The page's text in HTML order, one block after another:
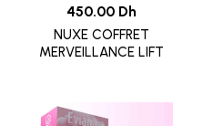
450.00 Dh
NUXE COFFRET
MERVEILLANCE LIFT